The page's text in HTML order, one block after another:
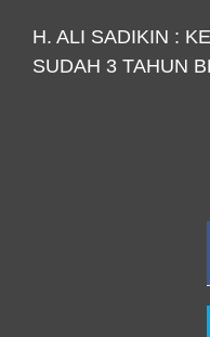
H. ALI SADIKIN :
SUDAH 3 TAHUN